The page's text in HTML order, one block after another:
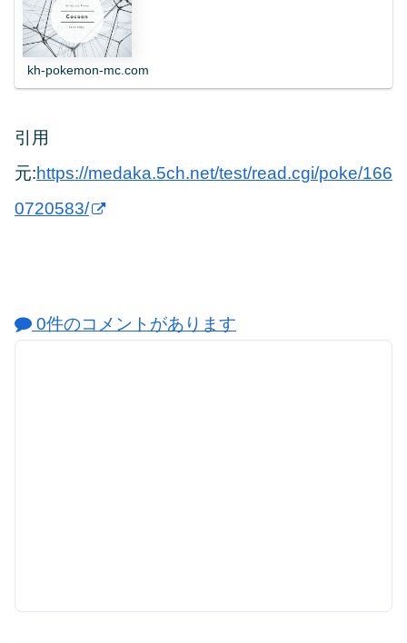
kh-pokemon-mc.com
引用
元:https://medaka.5ch.net/test/read.cgi/poke/166
0720583/
0件のコメントがあります